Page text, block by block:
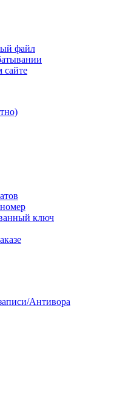
файл
сайте
ключ
Антивора